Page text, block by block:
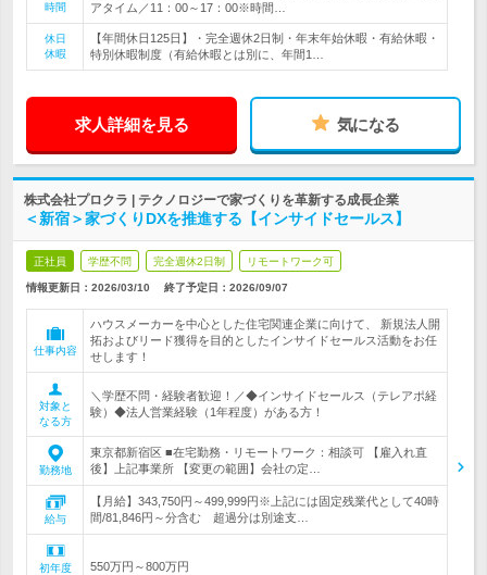
時間
アタイム／11：00～17：00※時間…
休日
休暇
【年間休日125日】・完全週休2日制・年末年始休暇・有給休暇・
特別休暇制度（有給休暇とは別に、年間1…
求人詳細を見る 気になる
株式会社プロクラ | テクノロジーで家づくりを革新する成長企業
＜新宿＞家づくりDXを推進する【インサイドセールス】
正社員 学歴不問 完全週休2日制 リモートワーク可
情報更新日：2026/03/10 終了予定日： 2026/09/07
仕事内容
ハウスメーカーを中心とした住宅関連企業に向けて、 新規法人開
拓およびリード獲得を目的としたインサイドセールス活動をお任
せします！
対象と
なる方
＼学歴不問・経験者歓迎！／◆インサイドセールス（テレアポ経
験）◆法人営業経験（1年程度）がある方！
勤務地
東京都新宿区 ■在宅勤務・リモートワーク：相談可 【雇入れ直
後】上記事業所 【変更の範囲】会社の定…
給与
【月給】343,750円～499,999円※上記には固定残業代として40時
間/81,846円～分含む 超過分は別途支…
初年度
550万円～800万円